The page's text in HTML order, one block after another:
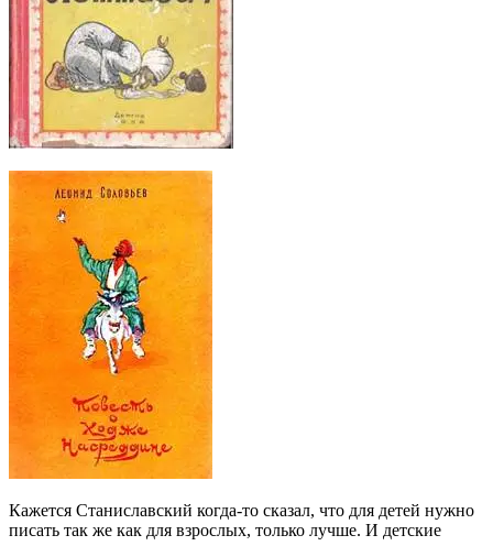
Кажется Станиславский когда-то сказал, что для детей нужно
писать так же как для взрослых, только лучше. И детские